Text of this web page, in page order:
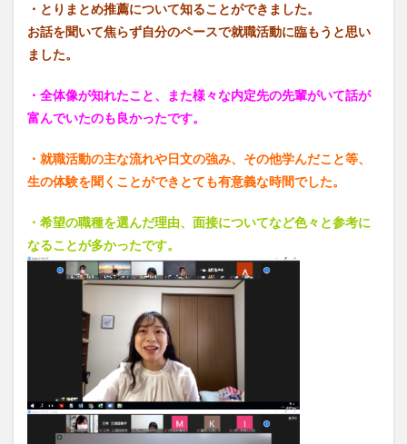
・とりまとめ推薦について知ることができました。
お話を聞いて焦らず自分のペースで就職活動に臨もうと思い
ました。
・全体像が知れたこと、また様々な内定先の先輩がいて話が
富んでいたのも良かったです。
・就職活動の主な流れや日文の強み、その他学んだこと等、
生の体験を聞くことができとても有意義な時間でした。
・希望の職種を選んだ理由、面接についてなど色々と参考に
なることが多かったです。